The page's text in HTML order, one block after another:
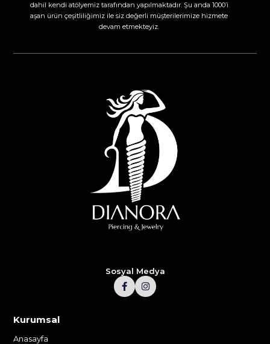
dahil kendi atölyemiz tarafından yapılmaktadır. Şu anda 1000’i
aşan ürün çeşitliliğimiz ile siz değerli müşterilerimize hizmete
devam etmekteyiz.​
Sosyal Medya
Kurumsal
Anasayfa